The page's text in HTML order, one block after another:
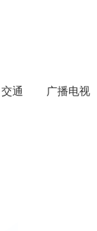
交通 广播电视